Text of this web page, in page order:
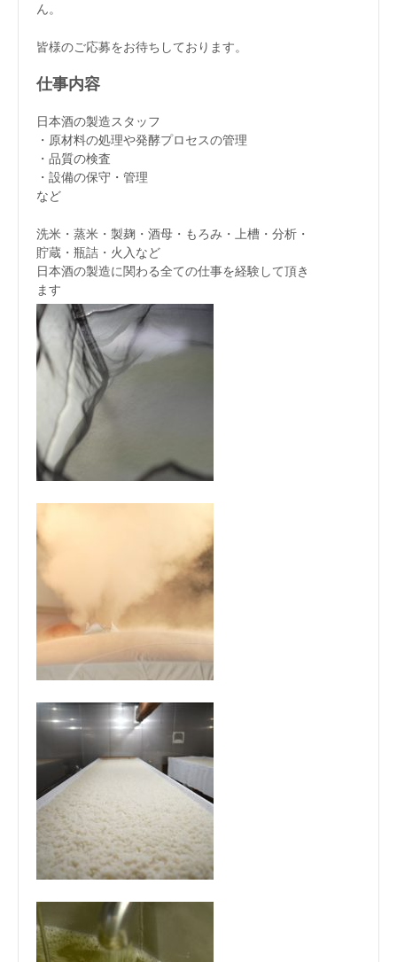
ん。
皆様のご応募をお待ちしております。
仕事内容
日本酒の製造スタッフ
・原材料の処理や発酵プロセスの管理
・品質の検査
・設備の保守・管理
など
洗米・蒸米・製麹・酒母・もろみ・上槽・分析・
貯蔵・瓶詰・火入など
日本酒の製造に関わる全ての仕事を経験して頂き
ます